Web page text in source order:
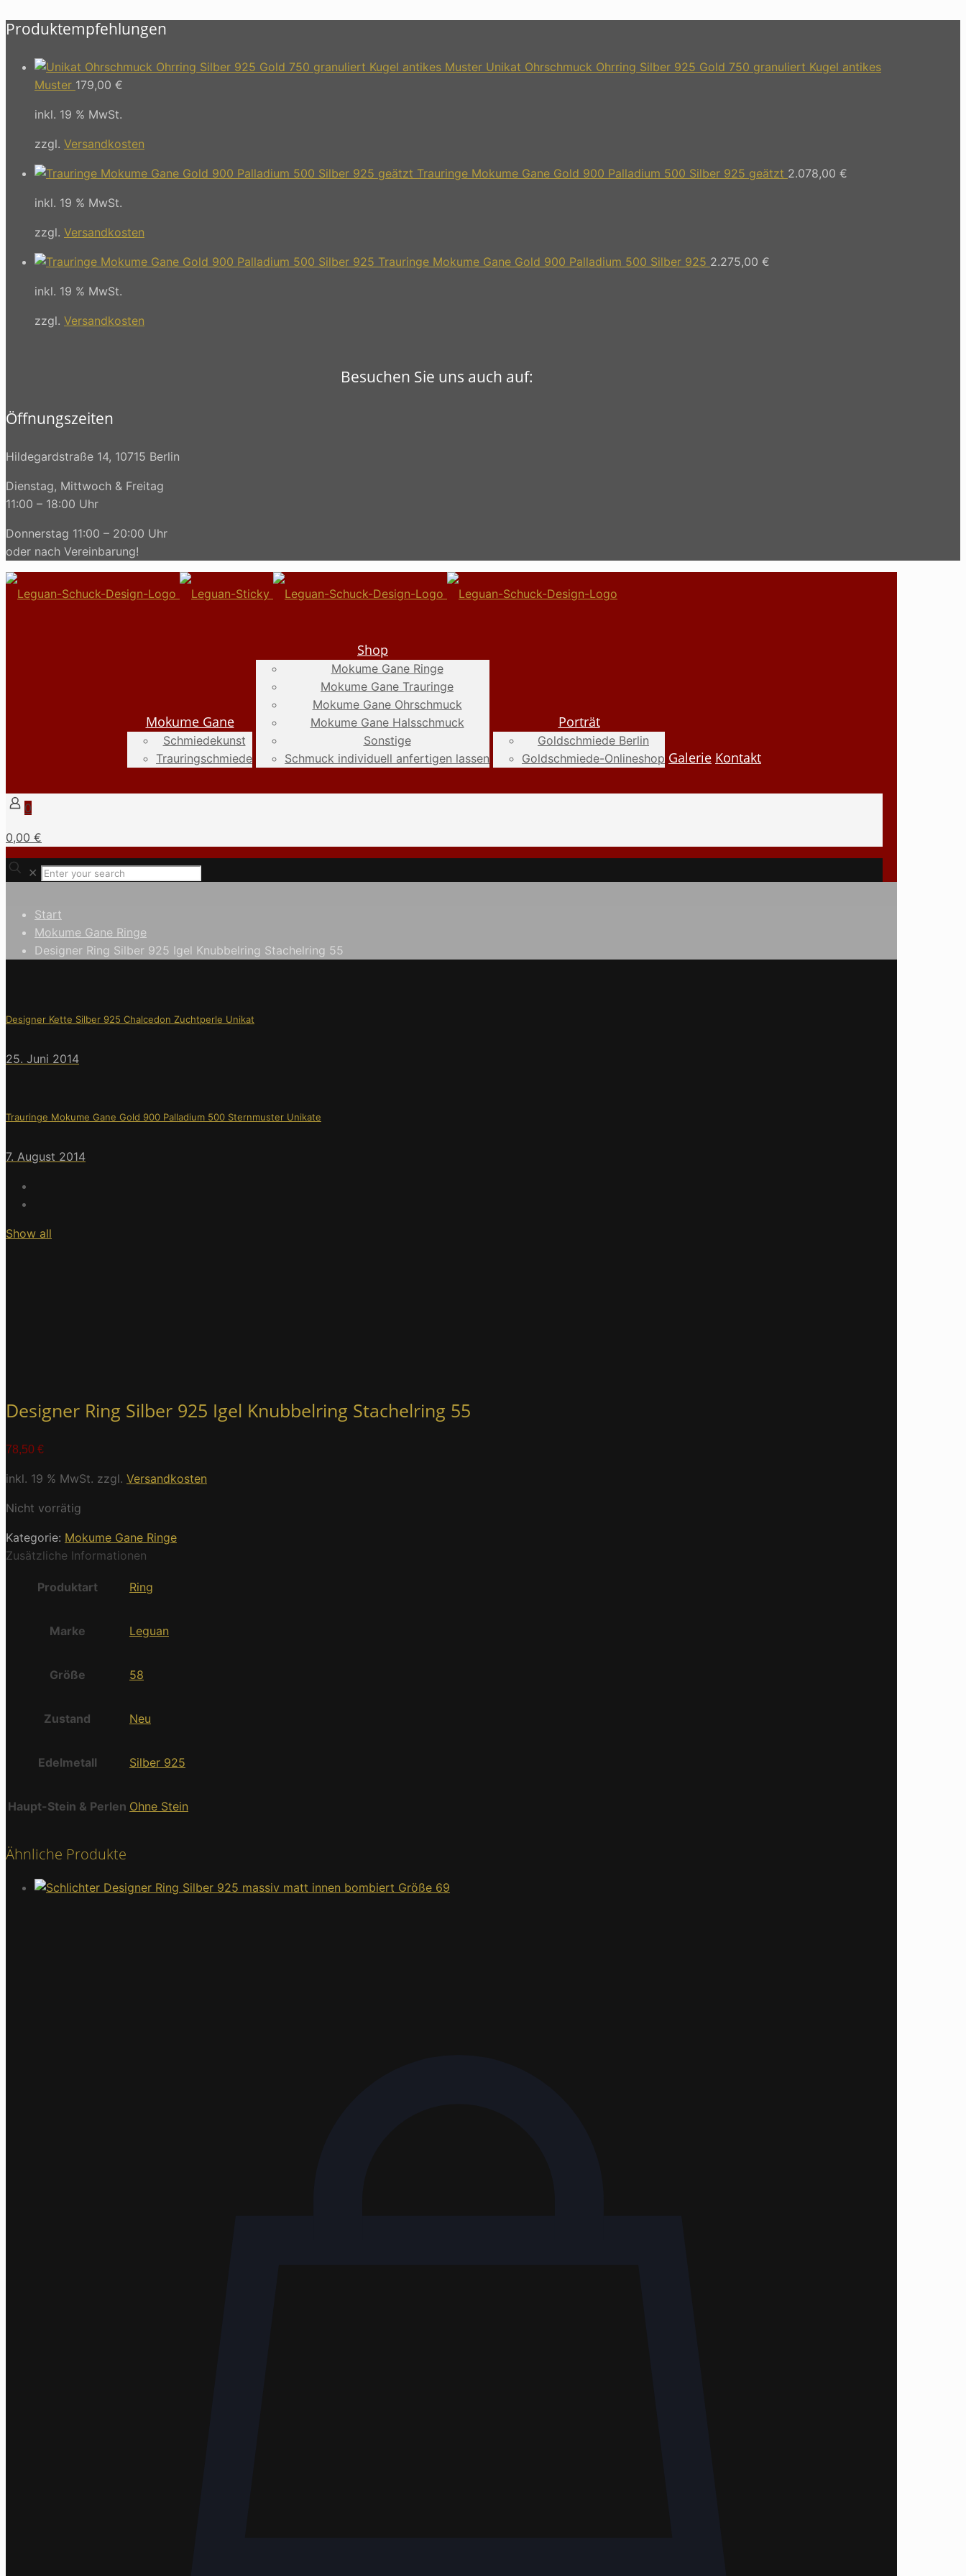
Produktempfehlungen
Unikat Ohrschmuck Ohrring Silber 925 Gold 750 granuliert Kugel antikes
Muster 179,00 €
inkl. 19 % MwSt.
zzgl. Versandkosten
Trauringe Mokume Gane Gold 900 Palladium 500 Silber 925 geätzt 2.078,00 €
inkl. 19 % MwSt.
zzgl. Versandkosten
Trauringe Mokume Gane Gold 900 Palladium 500 Silber 925 2.275,00 €
inkl. 19 % MwSt.
zzgl. Versandkosten
Besuchen Sie uns auch auf:
Öffnungszeiten
Hildegardstraße 14, 10715 Berlin
Dienstag, Mittwoch & Freitag
11:00 – 18:00 Uhr
Donnerstag 11:00 – 20:00 Uhr
oder nach Vereinbarung!
Mokume Gane
Schmiedekunst
Trauringschmiede
Shop
Mokume Gane Ringe
Mokume Gane Trauringe
Mokume Gane Ohrschmuck
Mokume Gane Halsschmuck
Sonstige
Schmuck individuell anfertigen lassen
Porträt
Goldschmiede Berlin
Goldschmiede-Onlineshop Galerie Kontakt
0
0,00 €
✕
Start
Mokume Gane Ringe
Designer Ring Silber 925 Igel Knubbelring Stachelring 55
Designer Kette Silber 925 Chalcedon Zuchtperle Unikat
25. Juni 2014
Trauringe Mokume Gane Gold 900 Palladium 500 Sternmuster Unikate
7. August 2014
Show all
Designer Ring Silber 925 Igel Knubbelring Stachelring 55
78,50 €
inkl. 19 % MwSt. zzgl. Versandkosten
Nicht vorrätig
Kategorie: Mokume Gane Ringe
Zusätzliche Informationen
Produktart Ring
Marke Leguan
Größe 58
Zustand Neu
Edelmetall Silber 925
Haupt-Stein & Perlen Ohne Stein
Ähnliche Produkte